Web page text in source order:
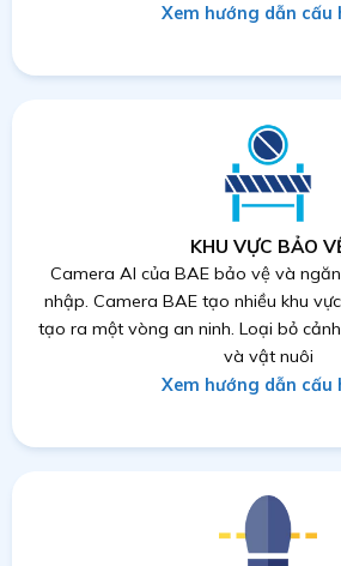
Xem hướng dẫn cấu
KHU VỰC BẢO
Camera AI của BAE bảo vệ và
nhập. Camera BAE tạo nhiều khu
tạo ra một vòng an ninh. Loại bỏ
và vật nuôi
Xem hướng dẫn cấu